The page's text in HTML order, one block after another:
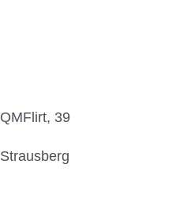
QMFlirt, 39
Strausberg